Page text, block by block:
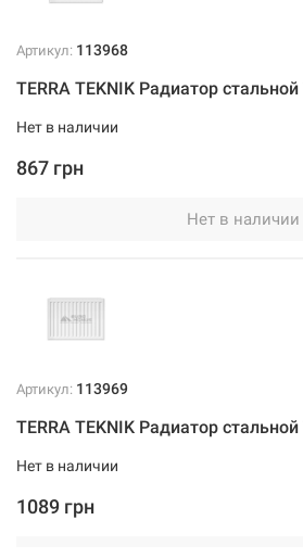
Артикул: 113968
TERRA TEKNIK Радиатор
Нет в наличии
867 грн
Нет в наличии
Артикул: 113969
TERRA TEKNIK Радиатор
Нет в наличии
1089 грн